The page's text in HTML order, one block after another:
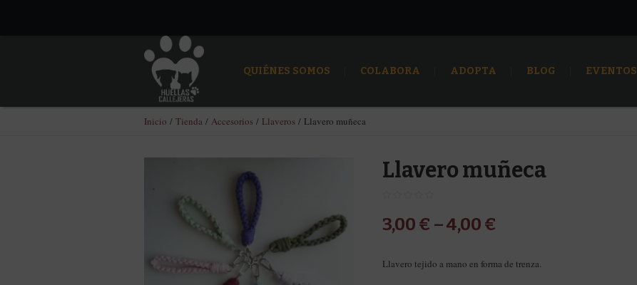
QUIÉNES SOMOS COLABORA ADOPTA BLOG EVENTOS
Inicio / Tienda / Accesorios / Llaveros / Llavero muñeca
Llavero muñeca
3,00 € –4,00 €
Llavero tejido a mano en forma de trenza.